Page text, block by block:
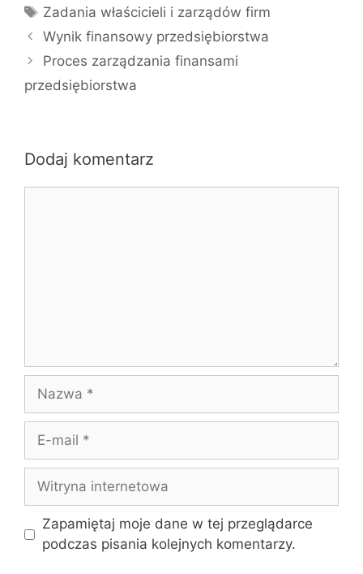
Tagi
Zadania właścicieli i zarządów firm
Wynik finansowy przedsiębiorstwa
Proces zarządzania finansami
przedsiębiorstwa
Dodaj komentarz
Nazwa
Witryna
internetowa
Zapamiętaj moje dane w tej przeglądarce
podczas pisania kolejnych komentarzy.